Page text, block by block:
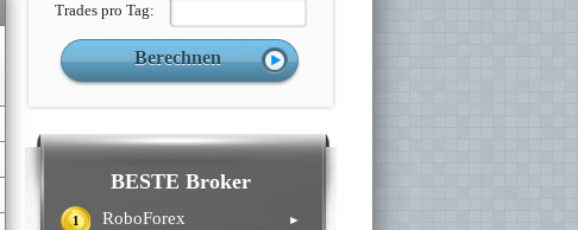
Trades pro Tag:
BESTE Broker
1 RoboForex ►